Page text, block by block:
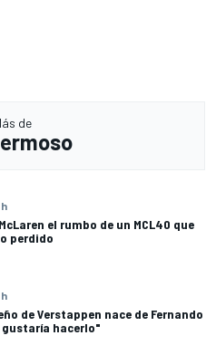
de
h
el rumbo de un MCL40 que
perdido
h
de Verstappen nace de Fernando
gustaría hacerlo"